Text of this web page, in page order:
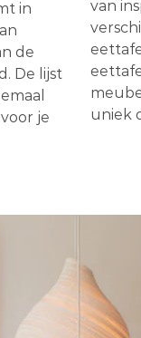
in
de
De lijst
je
van
uniek